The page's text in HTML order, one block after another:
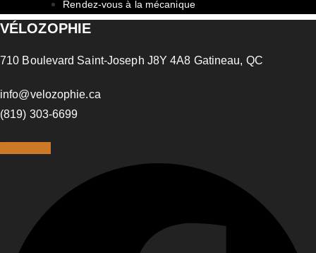
Rendez-vous à la mécanique
VÉLOZOPHIE
710 Boulevard Saint-Joseph J8Y 4A8 Gatineau, QC
info@velozophie.ca
(819) 303-6699